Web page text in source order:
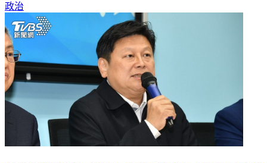
政治